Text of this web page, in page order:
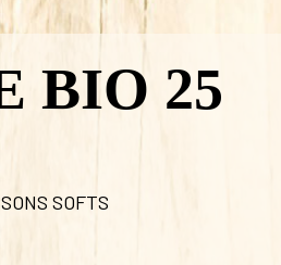
BIO 25
SOFTS